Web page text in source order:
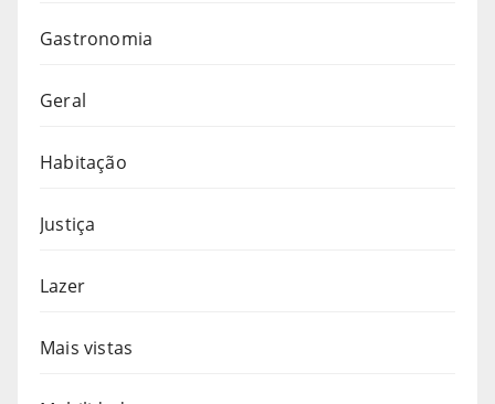
Gastronomia
Geral
Habitação
Justiça
Lazer
Mais vistas